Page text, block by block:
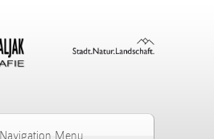
Navigation Menu